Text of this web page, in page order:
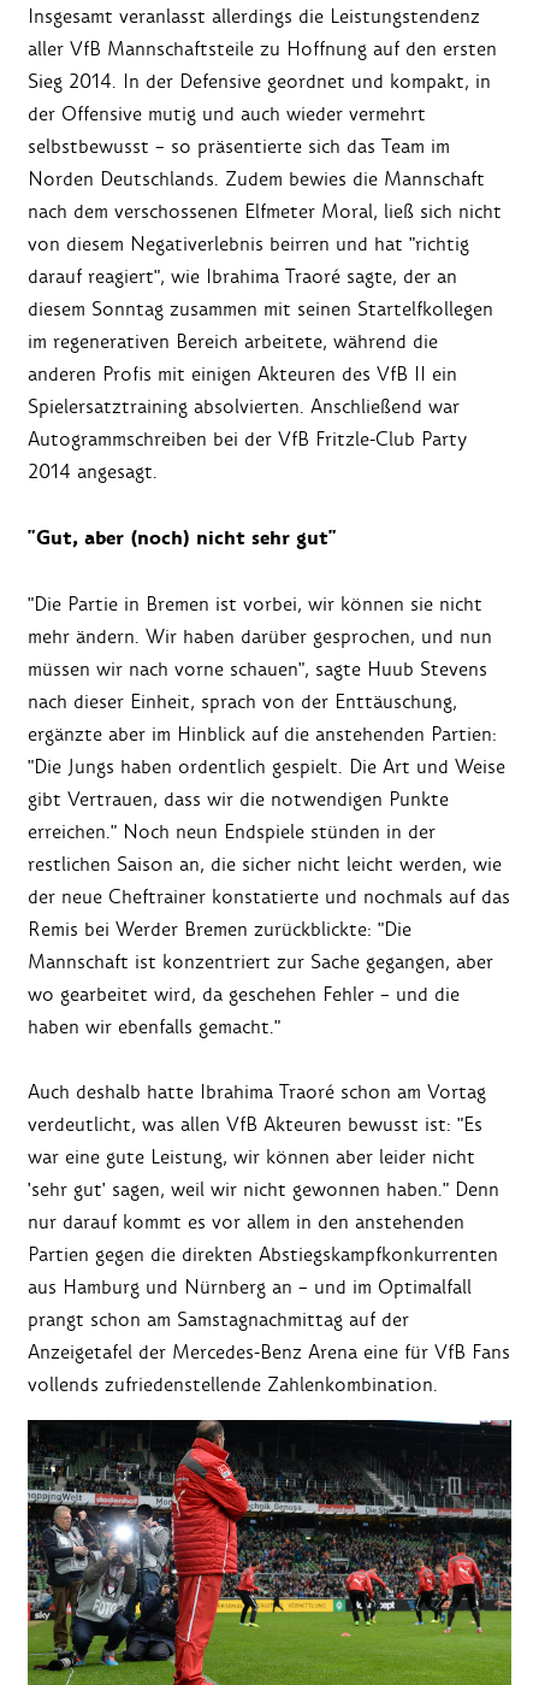
Insgesamt veranlasst allerdings die Leistungstendenz
aller VfB Mannschaftsteile zu Hoffnung auf den ersten
Sieg 2014. In der Defensive geordnet und kompakt, in
der Offensive mutig und auch wieder vermehrt
selbstbewusst – so präsentierte sich das Team im
Norden Deutschlands. Zudem bewies die Mannschaft
nach dem verschossenen Elfmeter Moral, ließ sich nicht
von diesem Negativerlebnis beirren und hat "richtig
darauf reagiert", wie Ibrahima Traoré sagte, der an
diesem Sonntag zusammen mit seinen Startelfkollegen
im regenerativen Bereich arbeitete, während die
anderen Profis mit einigen Akteuren des VfB II ein
Spielersatztraining absolvierten. Anschließend war
Autogrammschreiben bei der VfB Fritzle-Club Party
2014 angesagt.
"Gut, aber (noch) nicht sehr gut"
"Die Partie in Bremen ist vorbei, wir können sie nicht
mehr ändern. Wir haben darüber gesprochen, und nun
müssen wir nach vorne schauen", sagte Huub Stevens
nach dieser Einheit, sprach von der Enttäuschung,
ergänzte aber im Hinblick auf die anstehenden Partien:
"Die Jungs haben ordentlich gespielt. Die Art und Weise
gibt Vertrauen, dass wir die notwendigen Punkte
erreichen." Noch neun Endspiele stünden in der
restlichen Saison an, die sicher nicht leicht werden, wie
der neue Cheftrainer konstatierte und nochmals auf das
Remis bei Werder Bremen zurückblickte: "Die
Mannschaft ist konzentriert zur Sache gegangen, aber
wo gearbeitet wird, da geschehen Fehler – und die
haben wir ebenfalls gemacht."
Auch deshalb hatte Ibrahima Traoré schon am Vortag
verdeutlicht, was allen VfB Akteuren bewusst ist: "Es
war eine gute Leistung, wir können aber leider nicht
'sehr gut' sagen, weil wir nicht gewonnen haben." Denn
nur darauf kommt es vor allem in den anstehenden
Partien gegen die direkten Abstiegskampfkonkurrenten
aus Hamburg und Nürnberg an – und im Optimalfall
prangt schon am Samstagnachmittag auf der
Anzeigetafel der Mercedes-Benz Arena eine für VfB Fans
vollends zufriedenstellende Zahlenkombination.